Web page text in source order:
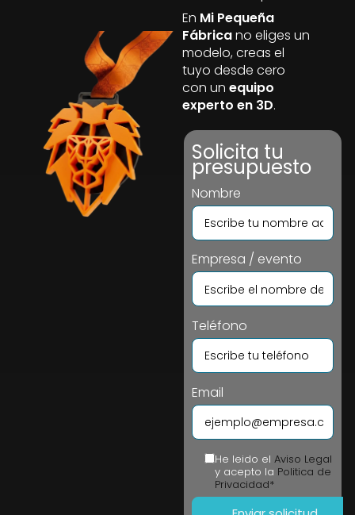
En Mi Pequeña
Fábricano eliges un
modelo, creas el
tuyo desde cero
con unequipo
experto en 3D.
Solicita tu
presupuesto
Nombre
Empresa / evento
Teléfono
Email
He leido elAviso Legal
y acepto la Politica de
Privacidad*